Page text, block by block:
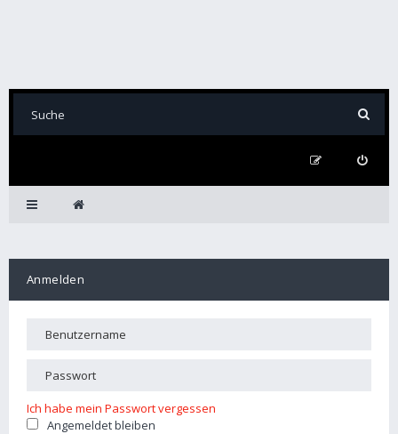
Anmelden
Ich habe mein Passwort vergessen
Angemeldet bleiben